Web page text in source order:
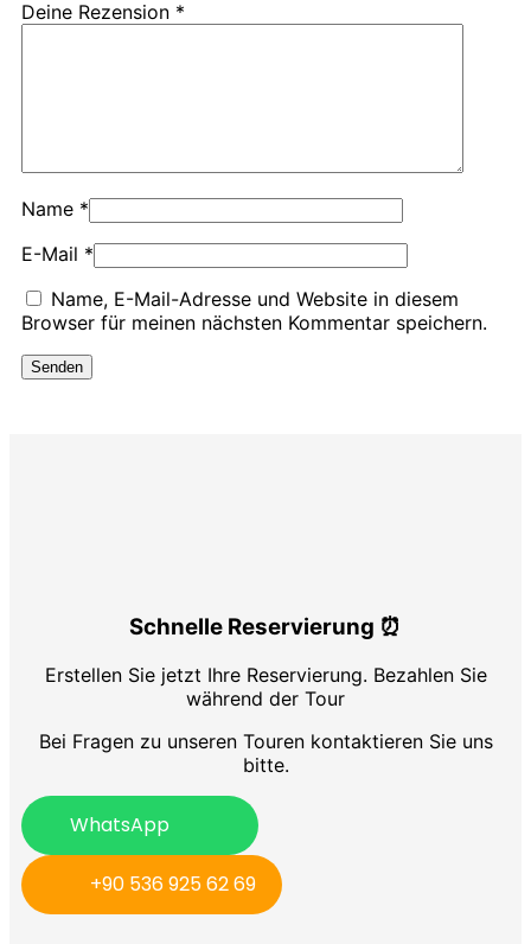
Deine Rezension *
Name *
E-Mail *
Name, E-Mail-Adresse und Website in diesem
Browser für meinen nächsten Kommentar speichern.
Schnelle Reservierung ⏰
Erstellen Sie jetzt Ihre Reservierung. Bezahlen Sie
während der Tour
Bei Fragen zu unseren Touren kontaktieren Sie uns
bitte.
WhatsApp
+90 536 925 62 69